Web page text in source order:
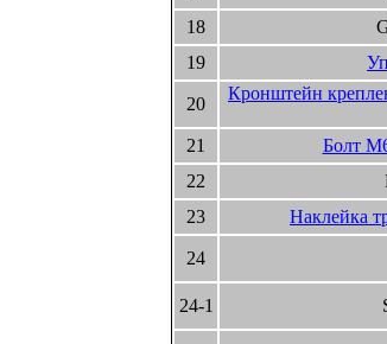
18
19
20
Кронштейн
21
Болт
22
23
Наклейка
24
24-1